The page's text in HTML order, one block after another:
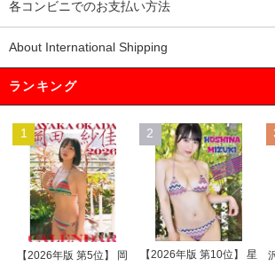
各コンビニでのお支払い方法
About International Shipping
ランキング
1
【2026年版 第5位】 岡
2
【2026年版 第10位】 星